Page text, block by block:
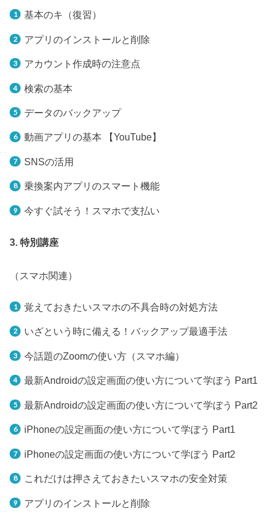
基本のキ（復習）
アプリのインストールと削除
アカウント作成時の注意点
検索の基本
データのバックアップ
動画アプリの基本 【YouTube】
SNSの活用
乗換案内アプリのスマート機能
今すぐ試そう！スマホで支払い
3. 特別講座
（スマホ関連）
覚えておきたいスマホの不具合時の対処方法
いざという時に備える！バックアップ最適手法
今話題のZoomの使い方（スマホ編）
最新Androidの設定画面の使い方について学ぼう Part1
最新Androidの設定画面の使い方について学ぼう Part2
iPhoneの設定画面の使い方について学ぼう Part1
iPhoneの設定画面の使い方について学ぼう Part2
これだけは押さえておきたいスマホの安全対策
アプリのインストールと削除